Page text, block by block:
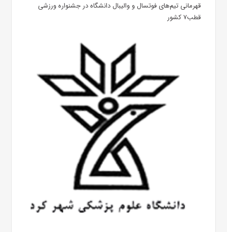
قهرمانی تیم‌های فوتسال و والیبال دانشگاه در جشنواره ورزشی
قطب۷ کشور